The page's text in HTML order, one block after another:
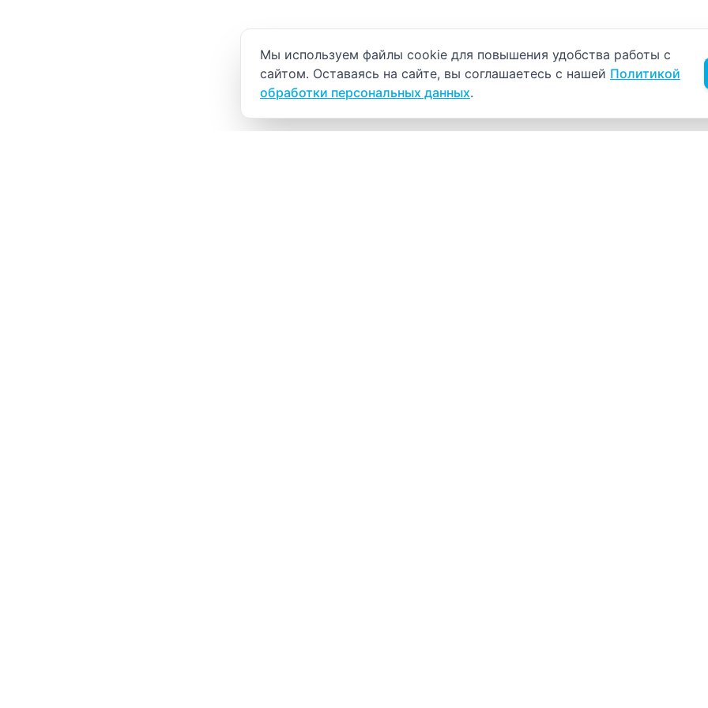
Уведомление об использовании cookie
Мы используем файлы cookie для повышения удобства работы с
сайтом. Оставаясь на сайте, вы соглашаетесь с нашей Политикой
обработки персональных данных.